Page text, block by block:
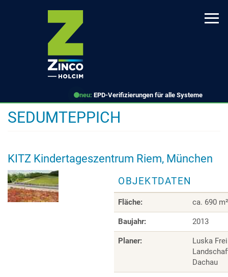
neu: EPD-Verifizierungen für alle Systeme
SEDUMTEPPICH
KITZ Kindertageszentrum Riem, München
OBJEKTDATEN
Fläche: ca. 690 m²
Baujahr: 2013
Planer:
Luska
Dachau